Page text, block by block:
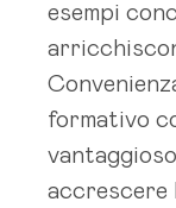
esempi
formativo
accrescere